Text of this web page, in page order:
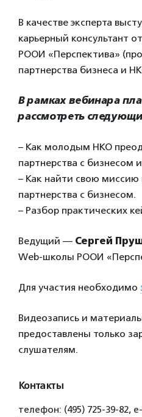
В качестве эксперта
карьерный консультант
РООИ «Перспектива»
партнерства бизнеса и
В рамках вебинара
рассмотреть
– Как молодым НКО
партнерства с бизнесом
– Как найти свою
партнерства с бизнесом.
– Разбор практических
Ведущий — Сергей
Web-школы РООИ
Для участия необходимо
Видеозапись и
предоставлены только
слушателям.
Контакты
телефон: (495) 725-39-82,